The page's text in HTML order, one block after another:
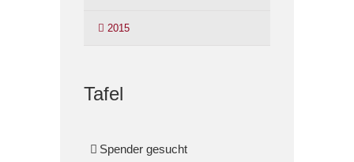
2015
Tafel
Spender gesucht